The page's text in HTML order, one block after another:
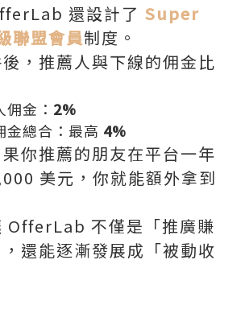
還設計了 Super
盟會員制度。
，推薦人與下線的佣金比
金： 2%
金總合：最高 4%
你推薦的朋友在平台一年
美元，你就能額外拿到
OfferLab 不僅是「推廣賺
還能逐漸發展成「被動收